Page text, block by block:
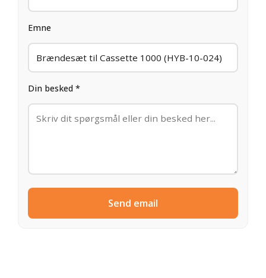
Emne
Din besked *
Send email